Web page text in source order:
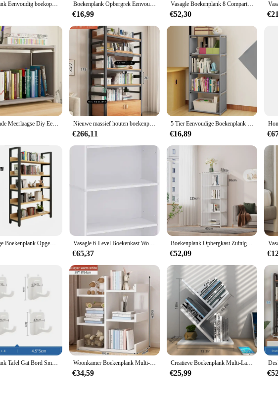
shelving system ensures that your books are easily accessible and well-organized. The
for both personal and professional use.
it's a statement of sophistication and practicality. Its design and style are versatile enough to
commercial settings. Whether you're looking to enhance your home library, add a touch of
is the perfect choice. With its ability to hold a substantial number of books, this boekenkast
Boekenplank Eenvoudig boekopbergrek Boekenkast Puinplank Meerlaagse kastorganizer Woonkamer Eenvoudige montage Boekenkastopslag Boekenplank Opbergrek Eenvoudige Boekenplank Puin Opslag Plank Meerlaagse Boekenkast Organizer Slaapkamer Eenvoudige Montage Boekenkast
€16,99
Vasagle Boekenplank 8 Compartimenten Boekenkast Houten Plank Vrijstaande Garderobe
€52,30
Vloerstaande Meerlaagse Diy Eenvoudige Montage Boekenkasten Huishoudelijke Eenvoud Draagbare Boekenplanken Thuis Vochtbestendige Boekenplank Nieuwe massief houten boekenplank vloerplanken thuis woonkamer muur eenvoudige boekenkast kinderen meerlaagse opbergrek opbergkast
€266,11
5 Tier Eenvoudige Boekenplank Eenvoudige Montage Boekenkast Diy Niet-Geweven Hoek Sundries Kan Worden Verplaatst Boekenkast Creatieve Organizer Puinrek
€16,89
Eenvoudige Boekenplank Opgewaardeerd Stabiele Outdoor Bloemenstandaard Thuis Boekenkast Kantoor Display Decoratie Rek Boekenkast Opbergplank Vasagle 6-Level Boekenkast Woonkamer Plank Opslag Plank
€65,37
Boekenplank Opbergkast Zuinige Vloer Planken Student Slaapzaal Diy Rack Combinatie Slaapkamer Kamer Opslag Boekenkast Eenvoudig
€52,09
Boekenplank Tafel Gat Bord Smeedijzeren Desktop Planken Slaapzaal Gelaagd Opbergrek Student Boekenkast Computer Wire-Wrap Board Woonkamer Boekenplank Multi-Level Vloerstaande Opbergrek Kantoor Vitrinekast Boekenkast Met Laden Studie Boeken Opslag
€34,59
Creatieve Boekenplank Multi-Laye Boekenkast Kleine Houten Boekenplank Home Decor Boekenplanken Student Bureau Tafel Boekenplank Houten Planken
€25,99